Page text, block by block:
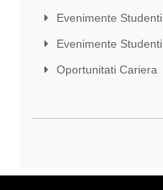
Evenimente Studenti
Evenimente Studenti
Oportunitati Cariera